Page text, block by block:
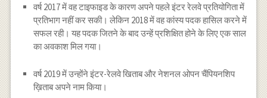
वर्ष 2017 में वह टाइफाइड के कारण अपने पहले इंटर रेलवे प्रतियोगिता में
प्रतिभाग नहीं कर सकी। लेकिन 2018 में वह कांस्य पदक हासिल करने में
सफल रही। यह पदक जितने के बाद उन्हें प्रशिक्षित होने के लिए एक साल
का अवकाश मिल गया।
वर्ष 2019 में उन्होंने इंटर-रेलवे खिताब और नेशनल ओपन चैंपियनशिप
ख़िताब अपने नाम किया।